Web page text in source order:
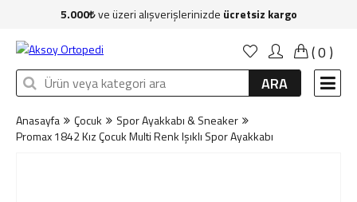
Kadın
Erkek
Çocuk
5.000 ve üzeri alışverişlerinizde ücretsiz kargo
(0 )
ARA
Anasayfa Çocuk
Spor Ayakkabı & Sneaker
Promax 1842 Kız Çocuk Multi Renk Işıklı Spor Ayakkabı